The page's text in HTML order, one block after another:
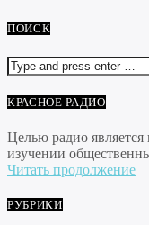
ПОИСК
КРАСНОЕ РАДИО
Целью радио
изучении
Читать продолжение
РУБРИКИ